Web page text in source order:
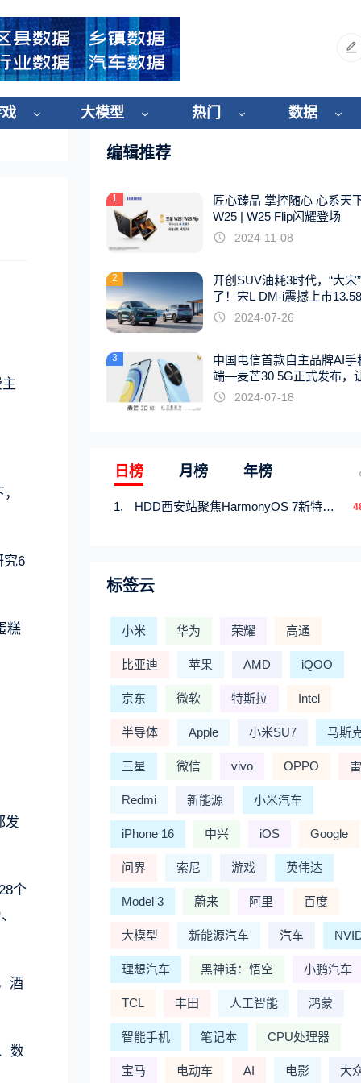
大模型 热门 数据
究6
糕
发
个
酒
数
编辑推荐
1
匠心臻品 掌控随心 心系天
W25 | W25 Flip闪耀登场
2024-11-08
2
开创SUV油耗3时代，“大宋
了！宋L DM-i震撼上市
起
2024-07-26
3
中国电信首款自主品牌AI手
端—麦芒30 5G正式发布，
触手可及2024-07-18
日榜 月榜 年榜
HDD西安站聚焦HarmonyOS 7新特性，解锁从互联到智能的应用开发新范式
标签云
小米 华为 荣耀 高通
比亚迪 苹果 AMD iQOO
京东 微软 特斯拉 Intel
半导体 Apple 小米SU7 马斯
三星 微信 vivo OPPO
Redmi 新能源 小米汽车
iPhone 16 中兴 iOS Google
问界 索尼 游戏 英伟达
Model 3 蔚来 阿里 百度
大模型 新能源汽车 汽车
理想汽车 黑神话：悟空 小鹏汽车
TCL 丰田 人工智能 鸿蒙
智能手机 笔记本 CPU处理器
宝马 电动车 AI 电影 大